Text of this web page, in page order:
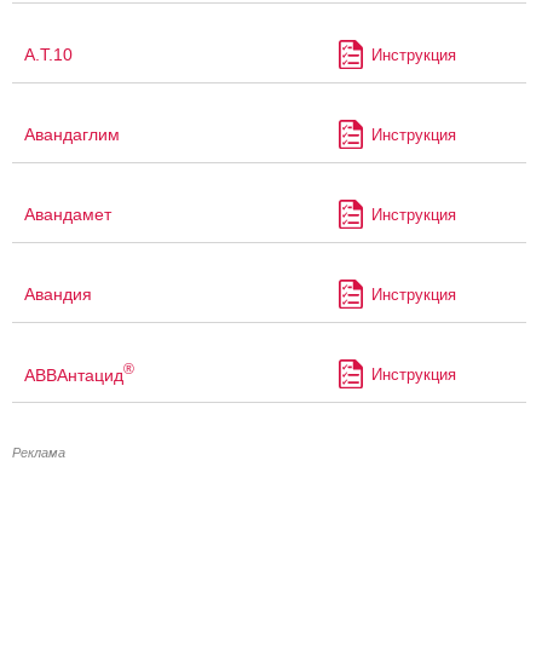
А.Т.10 Инструкция
Авандаглим Инструкция
Авандамет Инструкция
Авандия Инструкция
АВВАнтацид® Инструкция
Реклама